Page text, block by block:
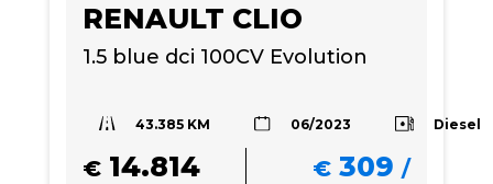
RENAULT CLIO
1.5 blue dci 100CV Evolution
43.385 KM 06/2023 Diesel
€ 14.814 € 309 /